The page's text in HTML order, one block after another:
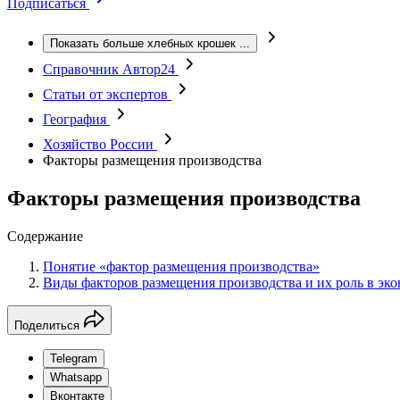
Подписаться
Показать больше хлебных крошек ...
Справочник Автор24
Статьи от экспертов
География
Хозяйство России
Факторы размещения производства
Факторы размещения производства
Содержание
Понятие «фактор размещения производства»
Виды факторов размещения производства и их роль в
Поделиться
Telegram
Whatsapp
Вконтакте